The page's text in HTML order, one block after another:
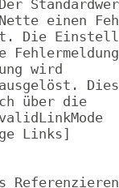
einen
Die
wird
ausgelöst.
über die
Links]